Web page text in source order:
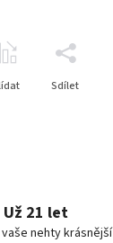
Sdílet
Už 21 let
nehty krásnější